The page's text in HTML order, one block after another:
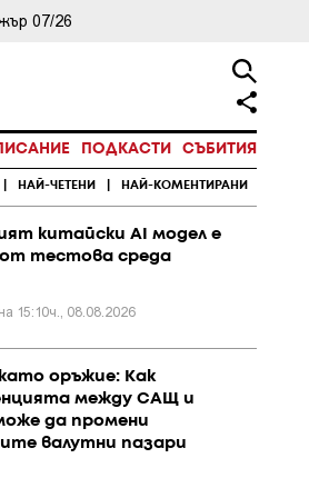
07/26
ПОДКАСТИ СЪБИТИЯ
НАЙ-ЧЕТЕНИ НАЙ-КОМЕНТИРАНИ
китайски AI модел е
от тестова среда
15:10ч., 08.08.2026
оръжие: Как
между САЩ и
да промени
валутни пазари